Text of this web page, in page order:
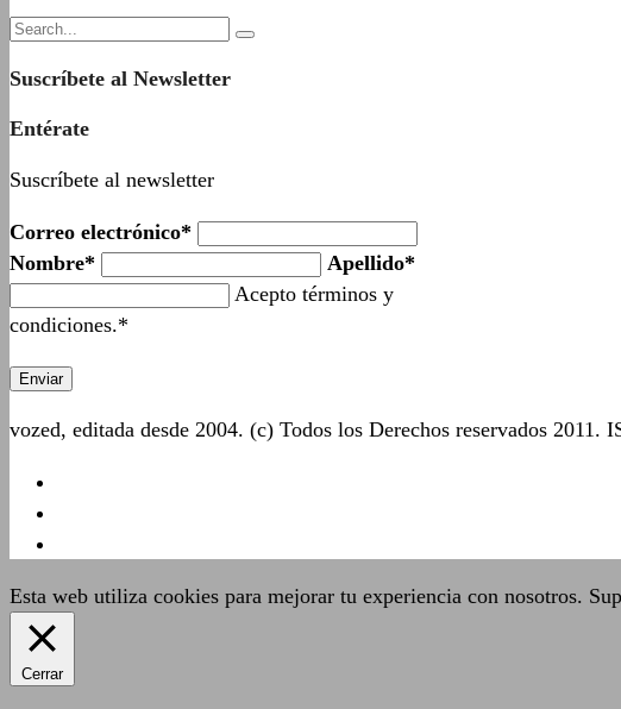
Suscríbete al Newsletter
Entérate
Suscríbete al newsletter
Correo electrónico*
Nombre*
Apellido*
Acepto términos y
condiciones.*
vozed, editada desde 2004. (c) Todos los Derechos reservados 2011.
Esta web utiliza cookies para mejorar tu experiencia con nosotros.
Cerrar